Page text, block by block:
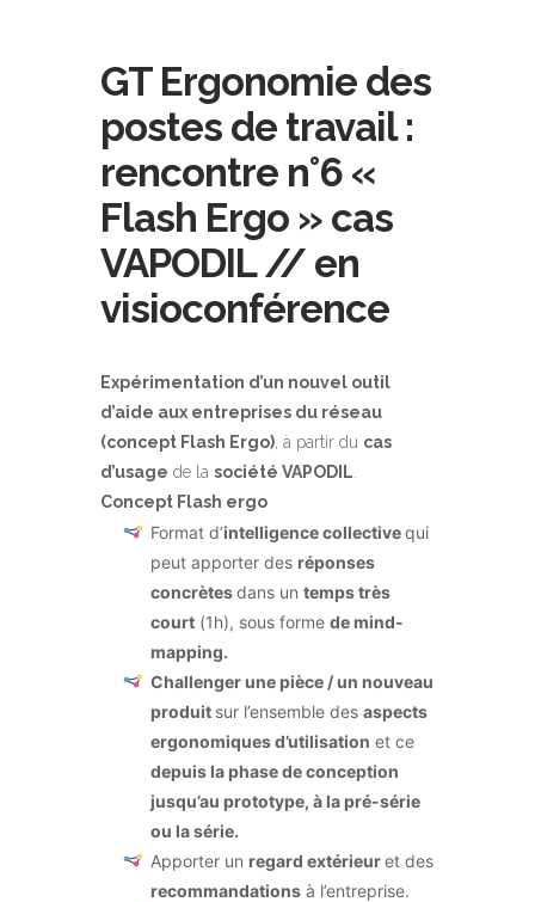
GT Ergonomie des
postes de travail :
rencontre n°6 «
Flash Ergo » cas
VAPODIL // en
visioconférence
Expérimentation d’un nouvel outil
d’aide aux entreprises du réseau
(concept Flash Ergo) , à partir du cas
d’usage de la société VAPODIL
Concept Flash ergo
Format d’intelligence collectivequi
peut apporter des réponses
concrètesdans un temps très
court (1h), sous forme de mind-
mapping.
Challenger une pièce / un nouveau
produit sur l’ensemble des aspects
ergonomiques d’utilisation et ce
depuis la phase de conception
jusqu’au prototype, à la pré-série
ou la série.
Apporter un regard extérieuret des
recommandations à l’entreprise.